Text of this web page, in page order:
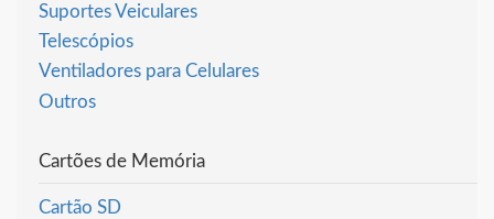
Suportes Veiculares
Telescópios
Ventiladores para Celulares
Outros
Cartões de Memória
Cartão SD